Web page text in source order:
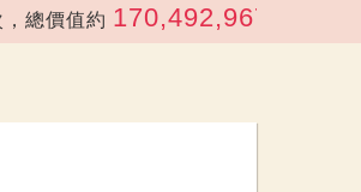
值約 170,492,967 元